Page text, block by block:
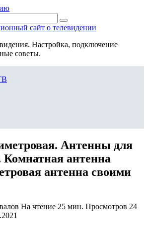
сайт о телевидении
Настройка, подключение
советы.
Антенны для
Комнатная антенна
антенна своими
На чтение 25 мин. Просмотров 24